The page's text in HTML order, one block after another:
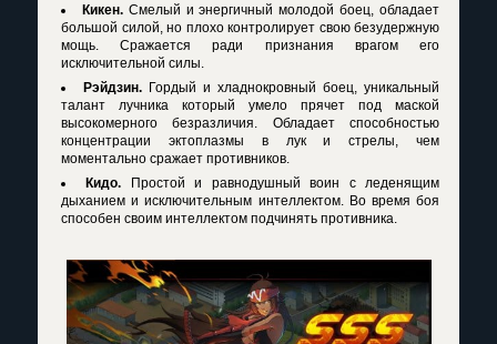
Кикен.Смелый и энергичный молодой боец, обладает
большой силой, но плохо контролирует свою безудержную
мощь. Сражается ради признания врагом его
исключительной силы.
Рэйдзин. Гордый и хладнокровный боец, уникальный
талант лучника который умело прячет под маской
высокомерного безразличия. Обладает способностью
концентрации эктоплазмы в лук и стрелы, чем
моментально сражает противников.
Кидо. Простой и равнодушный воин с леденящим
дыханием и исключительным интеллектом. Во время боя
способен своим интеллектом подчинять противника.